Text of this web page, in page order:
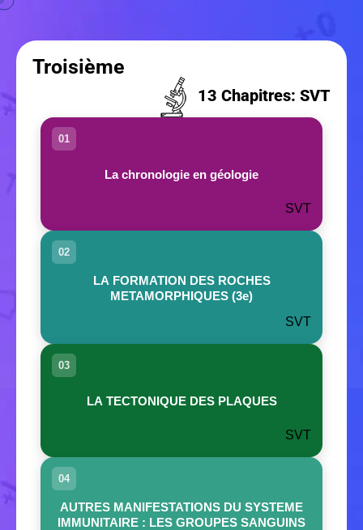
Troisième
13 Chapitres: SVT
01
La chronologie en géologie
SVT
02
LA FORMATION DES ROCHES
METAMORPHIQUES (3e)
SVT
03
LA TECTONIQUE DES PLAQUES
SVT
04
AUTRES MANIFESTATIONS DU SYSTEME
IMMUNITAIRE : LES GROUPES SANGUINS